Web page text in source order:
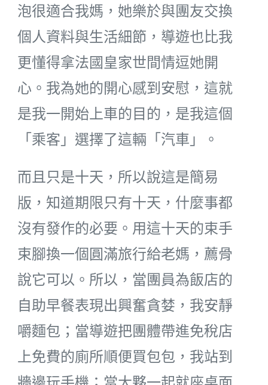
泡很適合我媽，她樂於與團友交換
個人資料與生活細節，導遊也比我
更懂得拿法國皇家世間情逗她開
心。我為她的開心感到安慰，這就
是我一開始上車的目的，是我這個
「乘客」選擇了這輛「汽車」。
而且只是十天，所以說這是簡易
版，知道期限只有十天，什麼事都
沒有發作的必要。用這十天的束手
束腳換一個圓滿旅行給老媽，薦骨
說它可以。所以，當團員為飯店的
自助早餐表現出興奮貪婪，我安靜
嚼麵包；當導遊把團體帶進免稅店
上免費的廁所順便買包包，我站到